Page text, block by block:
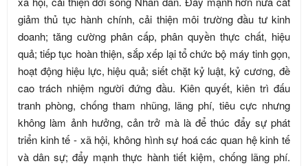
giảm thủ tục hành chính, cải thiện môi trường đầu tư kinh
doanh; tăng cường phân cấp, phân quyền thực chất, hiệu
quả; tiếp tục hoàn thiện, sắp xếp lại tổ chức bộ máy tinh gọn,
hoạt động hiệu lực, hiệu quả; siết chặt kỷ luật, kỷ cương, đề
cao trách nhiệm người đứng đầu. Kiên quyết, kiên trì đấu
tranh phòng, chống tham nhũng, lãng phí, tiêu cực nhưng
không làm ảnh hưởng, cản trở mà là để thúc đẩy sự phát
triển kinh tế - xã hội, không hình sự hoá các quan hệ kinh tế
và dân sự; đẩy mạnh thực hành tiết kiệm, chống lãng phí.